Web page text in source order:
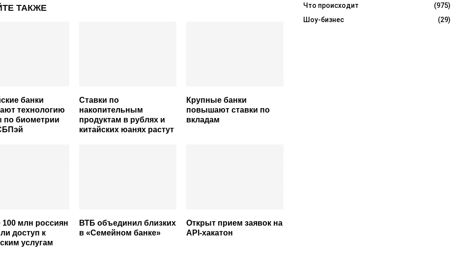
ТАКЖЕ
банки
технологию
по биометрии
Ставки по
накопительным
продуктам в рублях и
китайских юанях растут
Крупные банки
повышают ставки по
вкладам
млн россиян
доступ к
услугам
ВТБ объединил близких
в «Семейном банке»
Открыт прием заявок на
API-хакатон
Что происходит
(975)
Шоу-бизнес
(29)